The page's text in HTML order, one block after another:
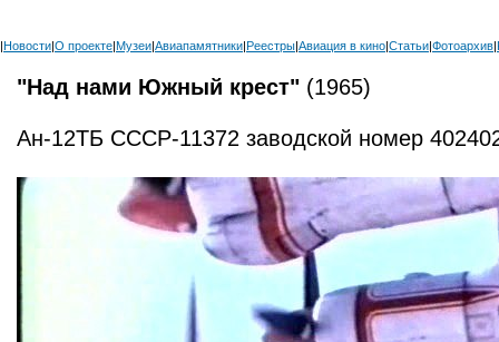
|Новости|О проекте|Музеи|Авиапамятники|Реестры|Авиация в кино|Статьи|Фотоархив|
"Над нами Южный крест"(1965)
Ан-12ТБ СССР-11372 заводской номер